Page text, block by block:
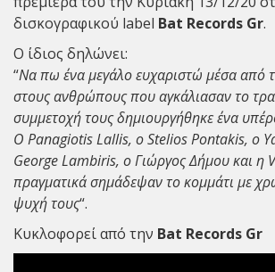
δισκογραφικού label Bat Records Gr.
Ο ίδιος δηλώνει:
“Να πω ένα μεγάλο ευχαριστώ μέσα από
στους ανθρώπους που αγκάλιασαν το
συμμετοχή τους δημιουργήθηκε ένα
Ο Panagiotis Lallis, ο Stelios Pontakis, ο
George Lambiris, ο Γιώργος Δήμου και η
πραγματικά σημάδεψαν το κομμάτι με
ψυχή τους“.
Κυκλοφορεί από την Bat Records Gr